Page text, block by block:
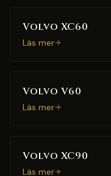
Volvo XC60
Läs mer
Volvo V60
Läs mer
Volvo XC90
Läs mer